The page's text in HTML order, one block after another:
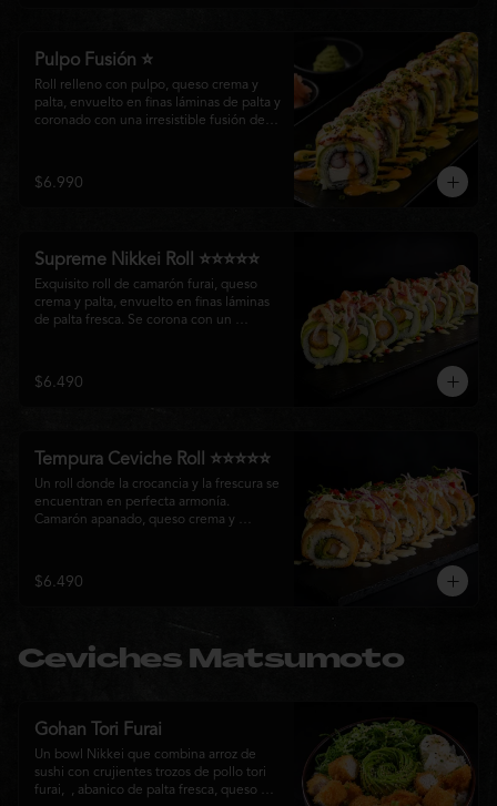
Pulpo Fusión ⭐
Roll relleno con pulpo, queso crema y
palta, envuelto en finas láminas de palta y
coronado con una irresistible fusión de
láminas de pulpo, ofreciendo una
combinación perfecta entre frescura,
$6.990
Supreme Nikkei Roll ⭐⭐⭐⭐⭐
Exquisito roll de camarón furai, queso
crema y palta, envuelto en finas láminas
de palta fresca. Se corona con un
fusión de texturas, frescura y sabores que
resaltan la esencia del Pacífico.
$6.490
Tempura Ceviche Roll ⭐⭐⭐⭐⭐
Un roll donde la crocancia y la frescura se
encuentran en perfecta armonía.
Camarón apanado, queso crema y
corona con salmón y pescado blanco en
tempura, cebolla morada, una sedosa
logrando una experiencia intensa,
equilibrada y auténticamente nikkei.
$6.490
Ceviches Matsumoto
Gohan Tori Furai
Un bowl Nikkei que combina arroz de
sushi con crujientes trozos de pollo tori
furai,  , abanico de palta fresca, queso